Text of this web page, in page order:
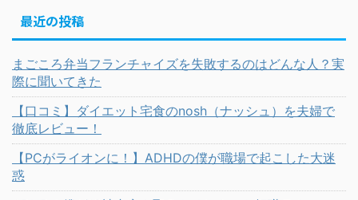
最近の投稿
まごころ弁当フランチャイズを失敗するのはどんな人？実
際に聞いてきた
【口コミ】ダイエット宅食のnosh（ナッシュ）を夫婦で
徹底レビュー！
【PCがライオンに！】ADHDの僕が職場で起こした大迷
惑